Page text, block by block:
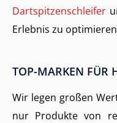
Dartspitzenschleifer
Erlebnis zu
TOP-MARKEN FÜR
Wir legen großen
nur Produkte von